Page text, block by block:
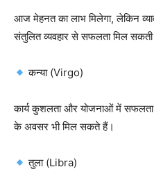
आज मेहनत का लाभ मिलेगा, लेकिन
संतुलित व्यवहार से सफलता मिल
कन्या (Virgo)
कार्य कुशलता और योजनाओं में
के अवसर भी मिल सकते हैं।
तुला (Libra)